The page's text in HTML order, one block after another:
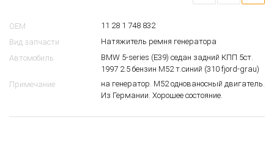
OEM
11 28 1 748 832
Вид запчасти
Натяжитель ремня генератора
Автомобиль
BMW 5-series (E39) седан задний КПП 5ст.
1997 2.5 бензин M52 т.синий (310 fjord-grau)
Примечание
на генератор. М52 однованосный двигатель.
Из Германии. Хорошее состояние.